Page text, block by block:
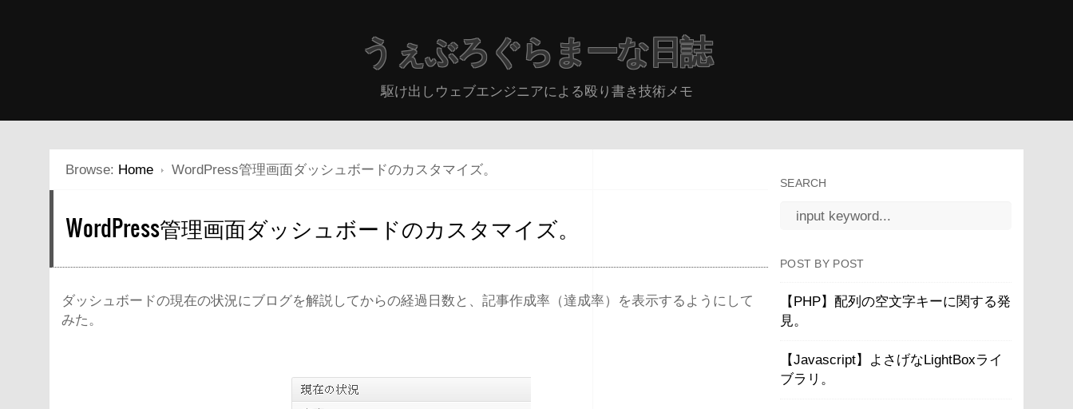
うぇぶろぐらまーな日誌
駆け出しウェブエンジニアによる殴り書き技術メモ
Browse: Home WordPress管理画面ダッシュボードのカスタマイズ。
WordPress管理画面ダッシュボードのカスタマイズ。
ダッシュボードの現在の状況にブログを解説してからの経過日数と、記事作成率（達成率）を表示するようにして
みた。
SEARCH
POST BY POST
【PHP】配列の空文字キーに関する発
見。
【Javascript】よさげなLightBoxライ
ブラリ。